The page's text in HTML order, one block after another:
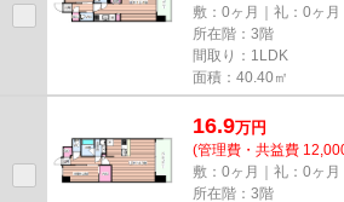
敷：0ヶ月｜礼：0ヶ月
所在階：3階
間取り：1LDK
面積：40.40㎡
16.9万円
(管理費・共益費
敷：0ヶ月｜礼：0ヶ月
所在階：3階